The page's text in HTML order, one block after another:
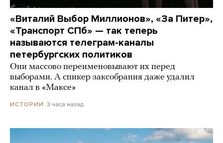
«Виталий Выбор Миллионов», «За Питер»,
«Транспорт СПб» — так теперь
называются телеграм-каналы
петербургских политиков
Они массово переименовывают их перед
выборами. А спикер заксобрания даже удалил
канал в «Максе»
ИСТОРИИ 3 часа назад